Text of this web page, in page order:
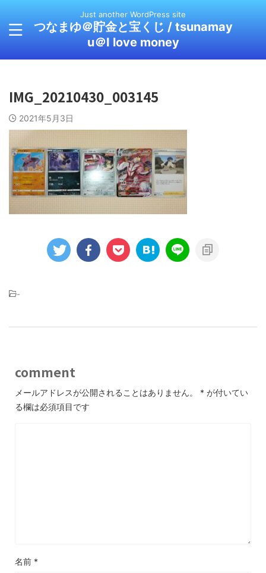
Just another WordPress site
つなまゆ＠貯金と宝くじ / tsunamay
u＠I love money
IMG_20210430_003145
2021年5月3日
-
comment
メールアドレスが公開されることはありません。 * が付いてい
る欄は必須項目です
名前 *